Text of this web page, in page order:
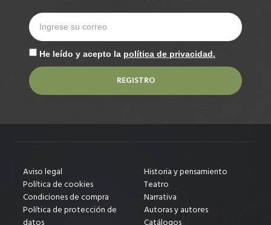
He leído y acepto la política de privacidad.
REGISTRO
Aviso legal
Política de cookies
Condiciones de compra
Política de protección de
Historia y pensamiento
Teatro
Narrativa
Autoras y autores